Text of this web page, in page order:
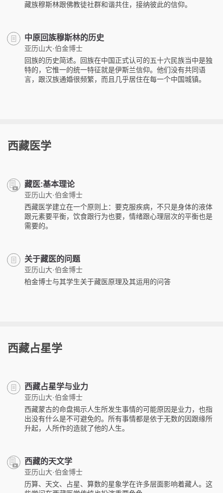
藏族穆斯林跟佛教徒社群和谐共住，接纳彼此的信仰。
中原回族穆斯林的历史
亚历山大·伯金博士
回族的历史简述。回族在中国正式认可的五十六民族当中是独
特的，它惟一的统一特征就是伊斯兰信仰。他们没有共同语
言，跟汉族通婚很频繁，而且几乎居住在每一个中国城镇。
西藏医学
藏医:基本理论
亚历山大·伯金博士
西藏医学建立在一个原则上：要克服疾病，不只是身体的液体
跟元素要平衡，饮食跟行为也要，情绪跟心理层次的平衡也是
需要的。
关于藏医的问题
亚历山大·伯金博士
柏金博士与其学生关于藏医原理及其运用的问答
西藏占星学
西藏占星学与业力
亚历山大·伯金博士
西藏蒙古的命盘揭示人生所发生事情的可能原因是业力，也指
出没有什么是不可避免的。所有事情都是依于无数的因跟缘所
升起，人所作的造就了他的人生。
西藏的天文学
亚历山大·伯金博士
历算、天文、占星、算数的星象学在许多层面影响着藏人。这